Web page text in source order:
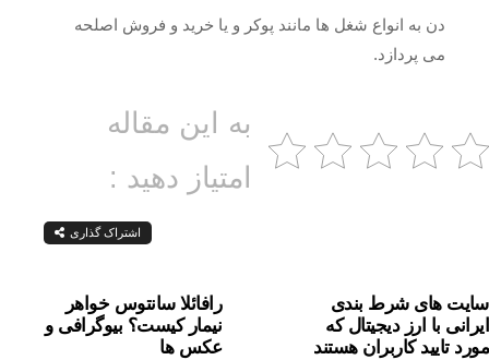
دن به انواع شغل ها مانند پوکر و یا خرید و فروش اصلحه
می پردازد.
به این مقاله
امتیاز دهید :
اشتراک گذاری
رافائلا سانتوس خواهر
نیمار کیست؟ بیوگرافی و
عکس ها
سایت های شرط بندی
ایرانی با ارز دیجیتال که
مورد تایید کاربران هستند